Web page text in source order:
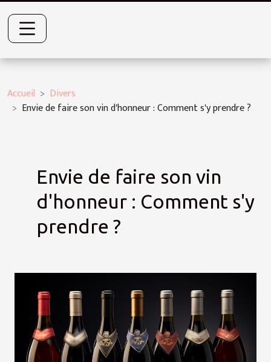
Accueil
Divers
Envie de faire son vin d'honneur : Comment s'y prendre ?
Envie de faire son vin
d'honneur : Comment s'y
prendre ?